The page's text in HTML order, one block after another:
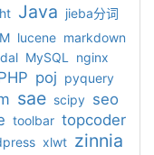
Java jieba分词
lucene markdown
MySQL nginx
poj pyquery
sae scipy seo
toolbar topcoder
xlwt zinnia